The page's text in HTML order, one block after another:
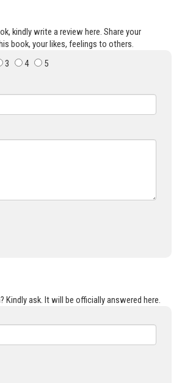
kindly write a review here. Share your
book, your likes, feelings to others.
3 4 5
Kindly ask. It will be officially answered here.